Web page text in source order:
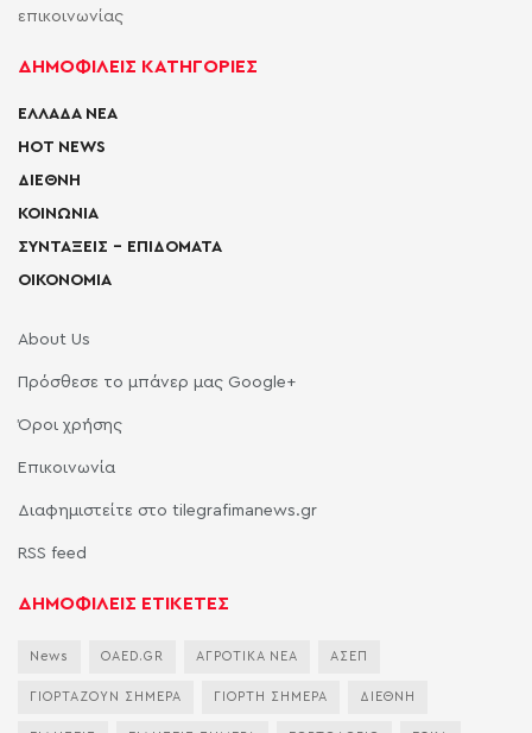
επικοινωνίας
ΔΗΜΟΦΙΛΕΙΣ ΚΑΤΗΓΟΡΙΕΣ
ΕΛΛΑΔΑ ΝΕΑ
HOT NEWS
ΔΙΕΘΝΗ
ΚΟΙΝΩΝΙΑ
ΣΥΝΤΑΞΕΙΣ – ΕΠΙΔΟΜΑΤΑ
ΟΙΚΟΝΟΜΙΑ
About Us
Πρόσθεσε το μπάνερ μας Google+
Όροι χρήσης
Επικοινωνία
Διαφημιστείτε στο tilegrafimanews.gr
RSS feed
ΔΗΜΟΦΙΛΕΙΣ ΕΤΙΚΕΤΕΣ
News OAED.GR ΑΓΡΟΤΙΚΑ ΝΕΑ ΑΣΕΠ
ΓΙΟΡΤΑΖΟΥΝ ΣΗΜΕΡΑ ΓΙΟΡΤΗ ΣΗΜΕΡΑ ΔΙΕΘΝΗ